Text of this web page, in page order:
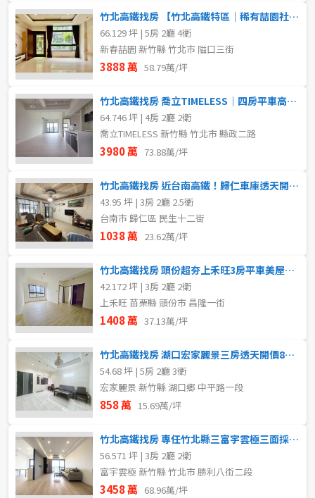
租金(元)
竹北高鐵找房 【竹北高鐵特區｜稀有喆園社區型五房透天釋出】
66.129 坪 | 5房 2廳 4衛
新春喆園 新竹縣 竹北市 隘口三街
3888 萬 58.79萬/坪
竹北高鐵找房 喬立TIMELESS｜四房平車高端視野戶
64.746 坪 | 4房 2廳 2衛
喬立TIMELESS 新竹縣 竹北市 縣政二路
3980 萬 73.88萬/坪
竹北高鐵找房 近台南高鐵！歸仁車庫透天開價1038萬
43.95 坪 | 3房 2廳 2.5衛
台南市 歸仁區 民生十二街
1038 萬 23.62萬/坪
竹北高鐵找房 頭份超夯上禾旺3房平車美屋採光佳1408萬來談
42.172 坪 | 3房 2廳 2衛
上禾旺 苗栗縣 頭份市 昌隆一街
1408 萬 37.13萬/坪
竹北高鐵找房 湖口宏家麗景三房透天開價858萬
54.68 坪 | 5房 2廳 3衛
宏家麗景 新竹縣 湖口鄉 中平路一段
858 萬 15.69萬/坪
竹北高鐵找房 專任竹北縣三富宇雲極三面採光四改三房平車視野戶
56.571 坪 | 3房 2廳 2衛
富宇雲極 新竹縣 竹北市 勝利八街二段
3458 萬 68.96萬/坪